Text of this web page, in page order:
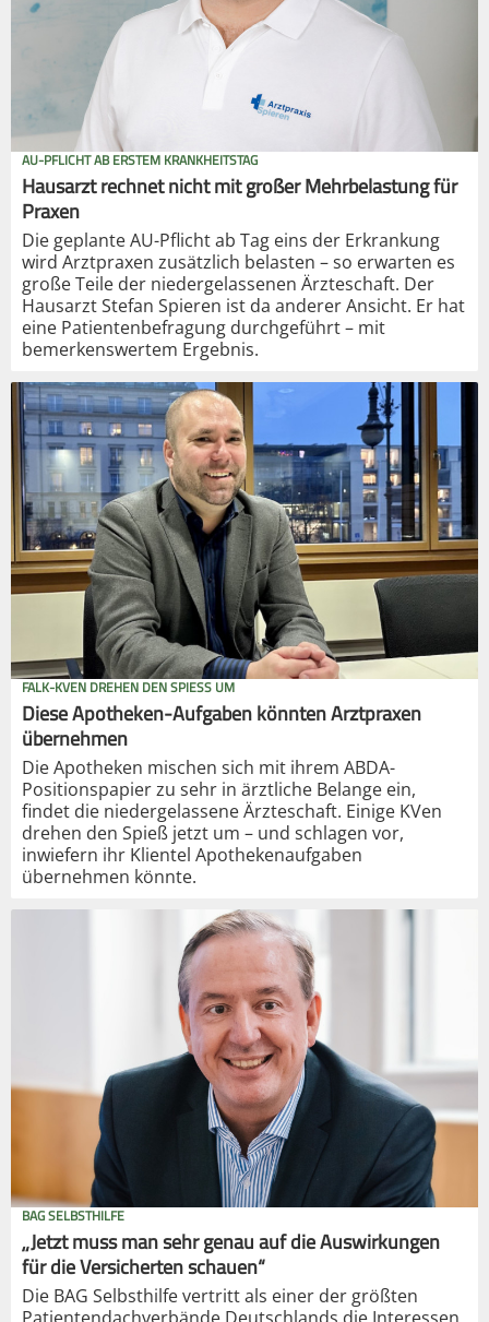
AU-PFLICHT AB ERSTEM KRANKHEITSTAG
Hausarzt rechnet nicht mit großer Mehrbelastung für
Praxen
Die geplante AU-Pflicht ab Tag eins der Erkrankung
wird Arztpraxen zusätzlich belasten – so erwarten es
große Teile der niedergelassenen Ärzteschaft. Der
Hausarzt Stefan Spieren ist da anderer Ansicht. Er hat
eine Patientenbefragung durchgeführt – mit
bemerkenswertem Ergebnis.
FALK-KVEN DREHEN DEN SPIESS UM
Diese Apotheken-Aufgaben könnten Arztpraxen
übernehmen
Die Apotheken mischen sich mit ihrem ABDA-
Positionspapier zu sehr in ärztliche Belange ein,
findet die niedergelassene Ärzteschaft. Einige KVen
drehen den Spieß jetzt um – und schlagen vor,
inwiefern ihr Klientel Apothekenaufgaben
übernehmen könnte.
BAG SELBSTHILFE
„Jetzt muss man sehr genau auf die Auswirkungen
für die Versicherten schauen“
Die BAG Selbsthilfe vertritt als einer der größten